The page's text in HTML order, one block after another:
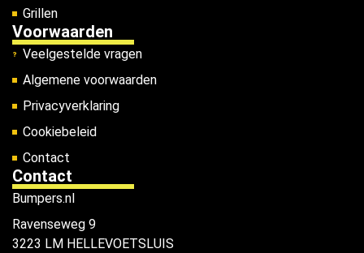
Grillen
Voorwaarden
Veelgestelde vragen
Algemene voorwaarden
Privacyverklaring
Cookiebeleid
Contact
Contact
Bumpers.nl
Ravenseweg 9
3223 LM HELLEVOETSLUIS